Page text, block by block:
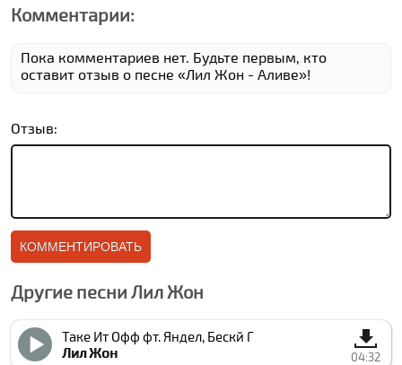
Комментарии:
Пока комментариев нет. Будьте первым, кто
оставит отзыв о песне «Лил Жон - Аливе»!
Отзыв:
Другие песни Лил Жон
Таке Ит Офф фт. Яндел, Беcкй Г
Лил Жон
04:32